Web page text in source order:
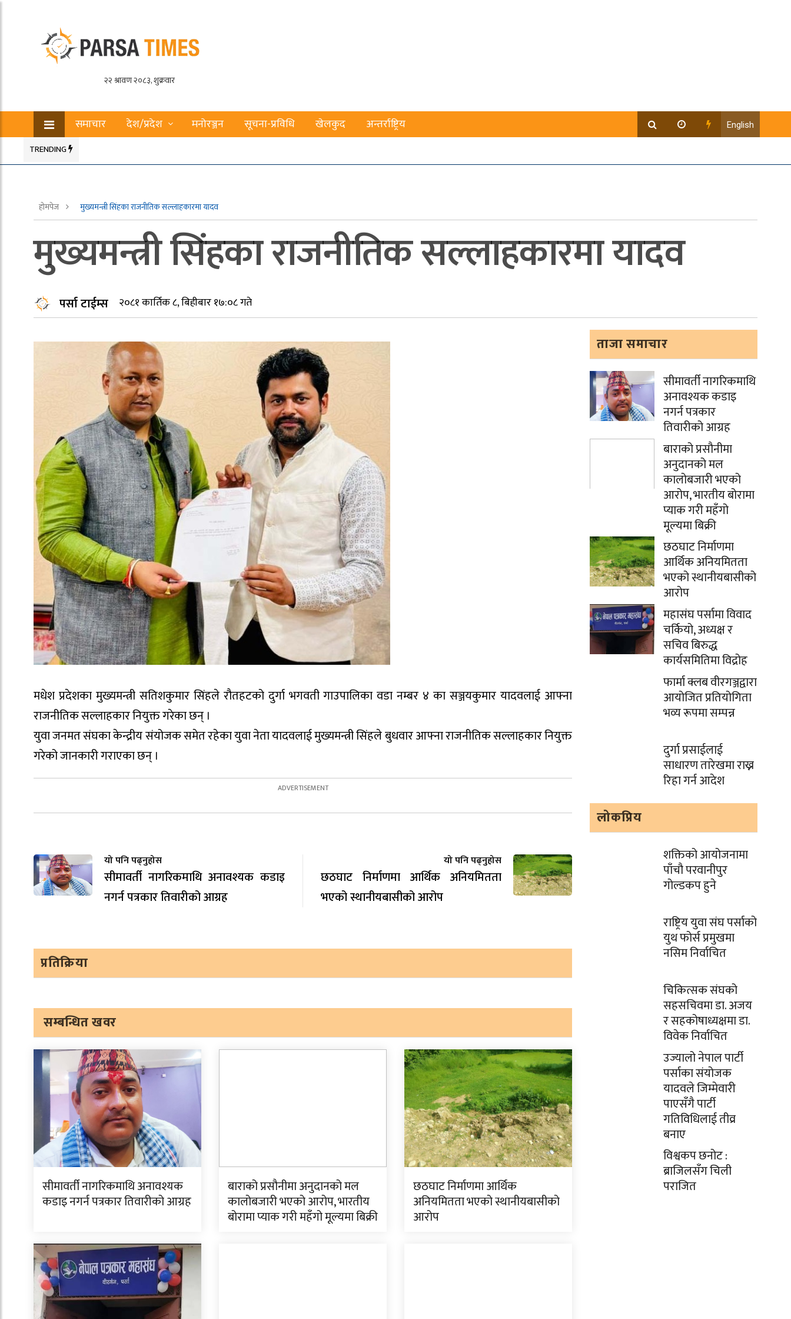
समाचार देश/प्रदेश मनोरञ्जन सूचना-प्रविधि खेलकुद अन्तर्राष्ट्रिय English
TRENDING
होमपेज मुख्यमन्त्री सिंहका राजनीतिक सल्लाहकारमा यादव
मुख्यमन्त्री सिंहका राजनीतिक सल्लाहकारमा यादव
पर्सा टाईम्स २०८१ कार्तिक ८, बिहीबार १७:०८ गते
मधेश प्रदेशका मुख्यमन्त्री सतिशकुमार सिंहले रौतहटको दुर्गा भगवती गाउपालिका वडा नम्बर ४ का सञ्जयकुमार यादवलाई आफ्ना
राजनीतिक सल्लाहकार नियुक्त गरेका छन् ।
युवा जनमत संघका केन्द्रीय संयोजक समेत रहेका युवा नेता यादवलाई मुख्यमन्त्री सिंहले बुधवार आफ्ना राजनीतिक सल्लाहकार नियुक्त
गरेको जानकारी गराएका छन् ।
यो पनि पढ्नुहोस
सीमावर्ती नागरिकमाथि अनावश्यक कडाइ
नगर्न पत्रकार तिवारीको आग्रह
यो पनि पढ्नुहोस
छठघाट निर्माणमा आर्थिक अनियमितता
भएको स्थानीयबासीको आरोप
प्रतिक्रिया
सम्बन्धित खवर
सीमावर्ती नागरिकमाथि अनावश्यक
कडाइ नगर्न पत्रकार तिवारीको आग्रह
बाराको प्रसौनीमा अनुदानको मल
कालोबजारी भएको आरोप, भारतीय
बोरामा प्याक गरी महँगो मूल्यमा बिक्री
छठघाट निर्माणमा आर्थिक
अनियमितता भएको स्थानीयबासीको
आरोप
ताजा समाचार
सीमावर्ती नागरिकमाथि
अनावश्यक कडाइ
नगर्न पत्रकार
तिवारीको आग्रह
बाराको प्रसौनीमा
अनुदानको मल
कालोबजारी भएको
आरोप, भारतीय बोरामा
प्याक गरी महँगो
मूल्यमा बिक्री
छठघाट निर्माणमा
आर्थिक अनियमितता
भएको स्थानीयबासीको
आरोप
महासंघ पर्सामा विवाद
चर्कियो, अध्यक्ष र
सचिव बिरुद्ध
कार्यसमितिमा विद्रोह
फार्मा क्लब वीरगञ्जद्वारा
आयोजित प्रतियोगिता
भव्य रूपमा सम्पन्न
दुर्गा प्रसाईलाई
साधारण तारेखमा राख्न
रिहा गर्न आदेश
लोकप्रिय
शक्तिको आयोजनामा
पाँचौ परवानीपुर
गोल्डकप हुने
राष्ट्रिय युवा संघ पर्साको
युथ फोर्स प्रमुखमा
नसिम निर्वाचित
चिकित्सक संघको
सहसचिवमा डा. अजय
र सहकोषाध्यक्षमा डा.
विवेक निर्वाचित
उज्यालो नेपाल पार्टी
पर्साका संयोजक
यादवले जिम्मेवारी
पाएसँगै पार्टी
गतिविधिलाई तीव्र
बनाए
विश्वकप छनोट :
ब्राजिलसँग चिली
पराजित